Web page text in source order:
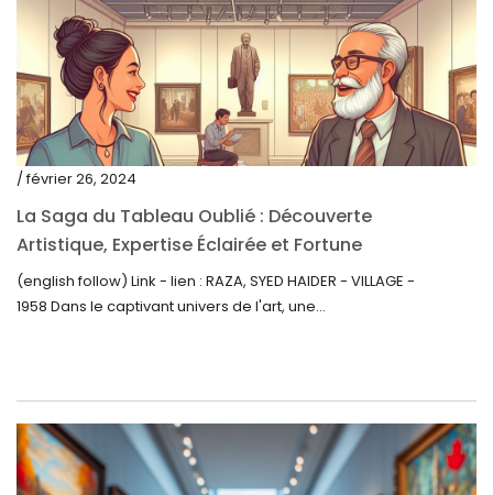
juillet 2021
juin 2021
mai 2021
avril 2021
mars 2021
janvier 2021
décembre 2020
novembre 2020
septembre 2020
juillet 2020
juin 2020
/ février 26, 2024
La Saga du Tableau Oublié : Découverte
Artistique, Expertise Éclairée et Fortune
Inattendue
(english follow) Link - lien : RAZA, SYED HAIDER - VILLAGE -
1958 Dans le captivant univers de l'art, une...